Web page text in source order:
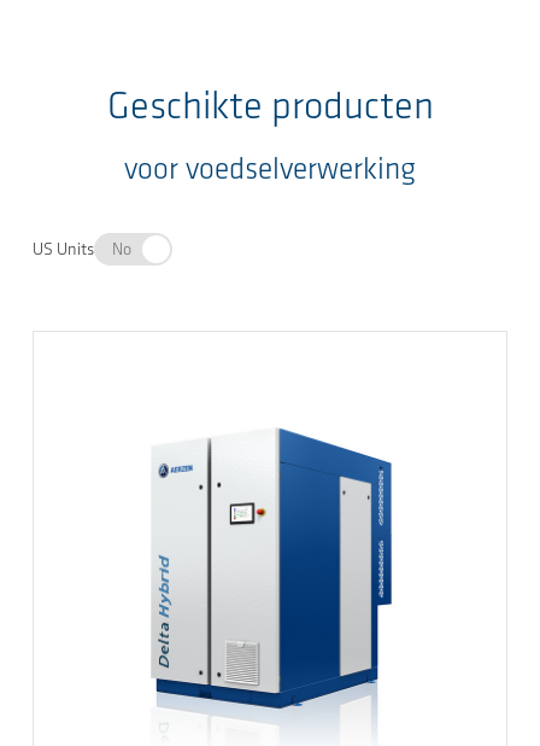
Geschikte producten
voor voedselverwerking
US Units No